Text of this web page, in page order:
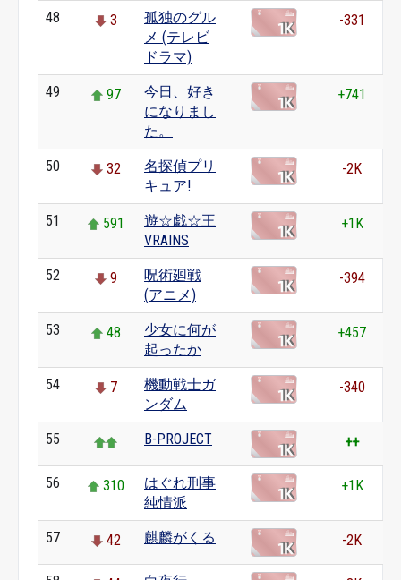
48 3
孤独のグル
メ (テレビ
ドラマ)
-331
49 97
今日、好き
になりまし
た。
+741
50 32
名探偵プリ
キュア!
-2K
51 591
遊☆戯☆王
VRAINS
+1K
52 9
呪術廻戦
(アニメ)
-394
53 48
少女に何が
起ったか
+457
54 7
機動戦士ガ
ンダム
-340
55 B-PROJECT ++
56 310
はぐれ刑事
純情派
+1K
57 42 麒麟がくる -2K